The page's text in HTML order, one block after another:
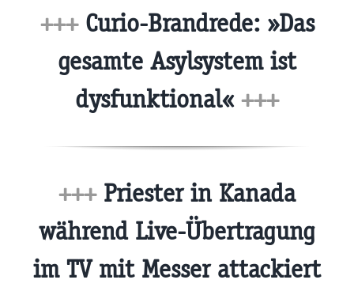
+++ Curio-Brandrede: »Das
gesamte Asylsystem ist
dysfunktional« +++
+++ Priester in Kanada
während Live-Übertragung
im TV mit Messer attackiert